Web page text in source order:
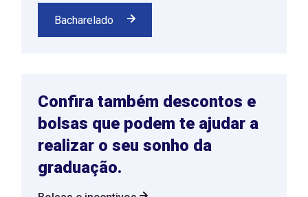
Bacharelado
Confira também descontos e
bolsas que podem te ajudar a
realizar o seu sonho da
graduação.